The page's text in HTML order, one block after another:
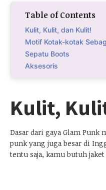
Table of Contents
Kulit, Kulit, dan Kulit!
Motif Kotak-kotak
Sepatu Boots
Aksesoris
Kulit,
Dasar dari gaya Glam Punk
punk yang juga besar di
tentu saja, kamu butuh